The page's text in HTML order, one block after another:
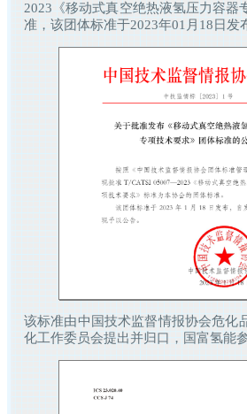
2023《移动式真空绝热液氢压力容器
准，该团体标准于2023年01月18日发
该标准由中国技术监督情报协会危化
化工作委员会提出并归口，国富氢能